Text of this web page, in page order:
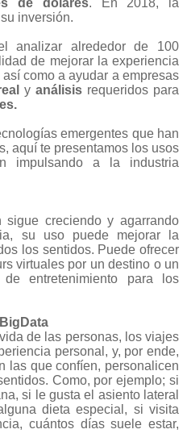
su inversión.
analizar alrededor de 100
de mejorar la experiencia
como a ayudar a empresas
y análisisrequeridos para
emergentes que han
aquí te presentamos los usos
impulsando a la industria
creciendo y agarrando
su uso puede mejorar la
los sentidos. Puede ofrecer
virtuales por un destino o un
entretenimiento para los
de las personas, los viajes
personal, y, por ende,
las que confíen, personalicen
Como, por ejemplo; si
si le gusta el asiento lateral
dieta especial, si visita
cuántos días suele estar,